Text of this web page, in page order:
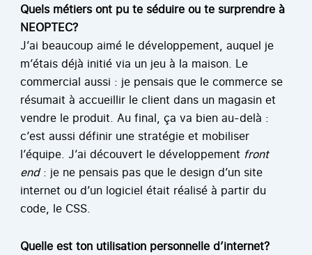
Quels métiers ont pu te séduire ou te surprendre à
NEOPTEC?
J’ai beaucoup aimé le développement, auquel je
m’étais déjà initié via un jeu à la maison. Le
commercial aussi : je pensais que le commerce se
résumait à accueillir le client dans un magasin et
vendre le produit. Au final, ça va bien au-delà :
c’est aussi définir une stratégie et mobiliser
l’équipe. J’ai découvert le développement front
end: je ne pensais pas que le design d’un site
internet ou d’un logiciel était réalisé à partir du
code, le CSS.
Quelle est ton utilisation personnelle d’internet?